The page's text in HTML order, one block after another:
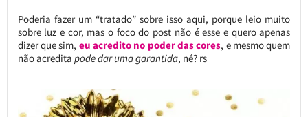
Poderia fazer um “tratado” sobre isso aqui, porque leio muito
sobre luz e cor, mas o foco do post não é esse e quero apenas
dizer que sim, eu acredito no poder das cores, e mesmo quem
não acredita pode dar uma garantida, né? rs